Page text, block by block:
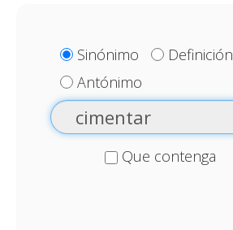
Sinónimo
Definición
Antónimo
Que contenga